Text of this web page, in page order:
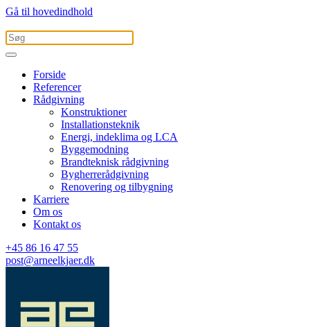
Gå til hovedindhold
Forside
Referencer
Rådgivning
Konstruktioner
Installationsteknik
Energi, indeklima og LCA
Byggemodning
Brandteknisk rådgivning
Bygherrerådgivning
Renovering og tilbygning
Karriere
Om os
Kontakt os
+45 86 16 47 55
post@arneelkjaer.dk